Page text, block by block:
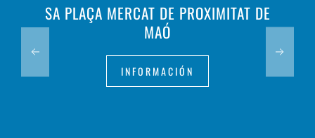
SA PLAÇA MERCAT DE PROXIMITAT DE
MAÓ
INFORMACIÓN